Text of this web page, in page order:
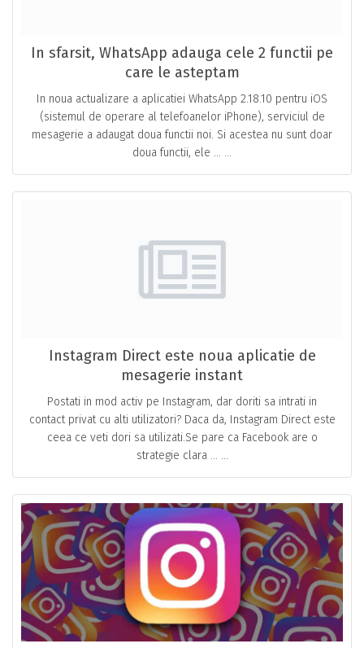
In sfarsit, WhatsApp adauga cele 2 functii pe
care le asteptam
In noua actualizare a aplicatiei WhatsApp 2.18.10 pentru iOS
(sistemul de operare al telefoanelor iPhone), serviciul de
mesagerie a adaugat doua functii noi. Si acestea nu sunt doar
doua functii, ele … ...
Instagram Direct este noua aplicatie de
mesagerie instant
Postati in mod activ pe Instagram, dar doriti sa intrati in
contact privat cu alti utilizatori? Daca da, Instagram Direct este
ceea ce veti dori sa utilizati.Se pare ca Facebook are o
strategie clara … ...